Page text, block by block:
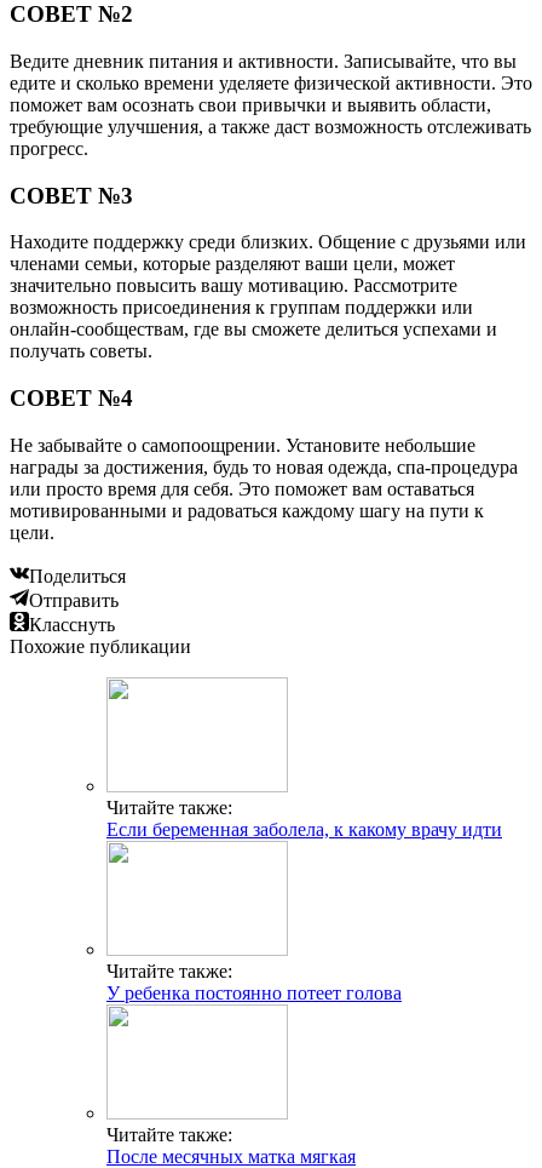
СОВЕТ №2
Ведите дневник питания и активности. Записывайте, что вы
едите и сколько времени уделяете физической активности. Это
поможет вам осознать свои привычки и выявить области,
требующие улучшения, а также даст возможность отслеживать
прогресс.
СОВЕТ №3
Находите поддержку среди близких. Общение с друзьями или
членами семьи, которые разделяют ваши цели, может
значительно повысить вашу мотивацию. Рассмотрите
возможность присоединения к группам поддержки или
онлайн-сообществам, где вы сможете делиться успехами и
получать советы.
СОВЕТ №4
Не забывайте о самопоощрении. Установите небольшие
награды за достижения, будь то новая одежда, спа-процедура
или просто время для себя. Это поможет вам оставаться
мотивированными и радоваться каждому шагу на пути к
цели.
Поделиться
Отправить
Класснуть
Похожие публикации
Читайте также:
Если беременная заболела, к какому врачу идти
Читайте также:
У ребенка постоянно потеет голова
Читайте также:
После месячных матка мягкая